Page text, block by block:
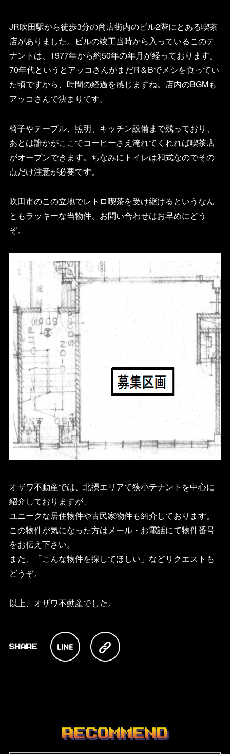
JR吹田駅から徒歩3分の商店街内のビル2階にとある喫茶
店がありました。ビルの竣工当時から入っているこのテ
ナントは、1977年から約50年の年月が経っております。
70年代というとアッコさんがまだR＆Bでメシを食ってい
た頃ですから、時間の経過を感じますね。店内のBGMも
アッコさんで決まりです。
椅子やテーブル、照明、キッチン設備まで残っており、
あとは誰かがここでコーヒーさえ淹れてくれれば喫茶店
がオープンできます。ちなみにトイレは和式なのでその
点だけ注意が必要です。
吹田市のこの立地でレトロ喫茶を受け継げるというなん
ともラッキーな当物件、お問い合わせはお早めにどう
ぞ。
オザワ不動産では、北摂エリアで狭小テナントを中心に
紹介しておりますが、
ユニークな居住物件や古民家物件も紹介しております。
この物件が気になった方はメール・お電話にて物件番号
をお伝え下さい。
また、「こんな物件を探してほしい」などリクエストも
どうぞ。
以上、オザワ不動産でした。
RECOMMEND